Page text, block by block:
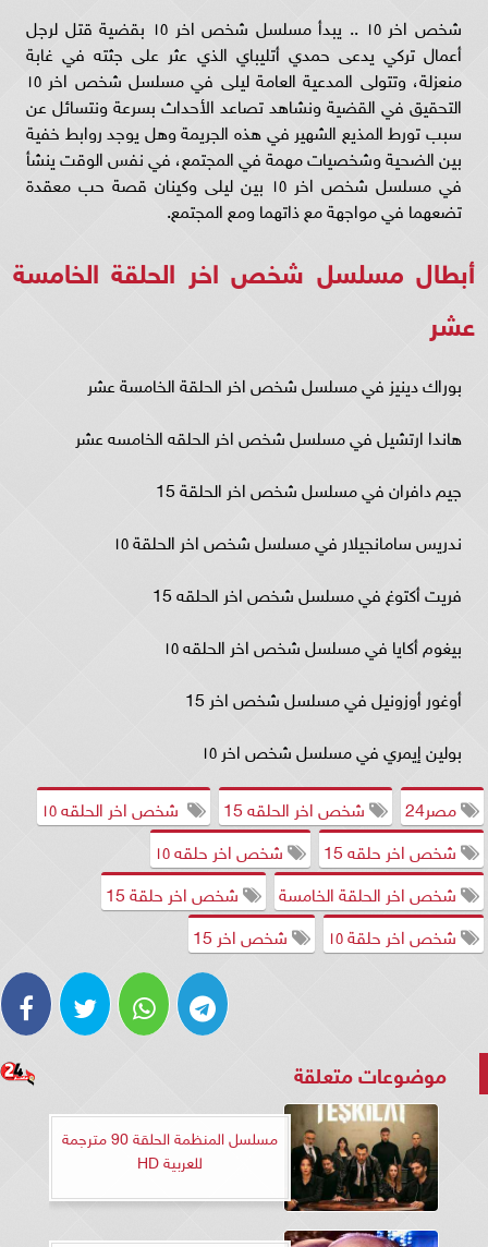
شخص اخر ١٥ .. يبدأ مسلسل شخص اخر ١٥ بقضية قتل لرجل
أعمال تركي يدعى حمدي أتليباي الذي عثر على جثته في غابة
منعزلة، وتتولى المدعية العامة ليلى في مسلسل شخص اخر ١٥
التحقيق في القضية ونشاهد تصاعد الأحداث بسرعة ونتسائل عن
سبب تورط المذيع الشهير في هذه الجريمة وهل يوجد روابط خفية
بين الضحية وشخصيات مهمة في المجتمع، في نفس الوقت ينشأ
في مسلسل شخص اخر ١٥ بين ليلى وكينان قصة حب معقدة
تضعهما في مواجهة مع ذاتهما ومع المجتمع.
أبطال مسلسل شخص اخر الحلقة الخامسة
عشر
بوراك دينيز في مسلسل شخص اخر الحلقة الخامسة عشر
هاندا ارتشيل في مسلسل شخص اخر الحلقه الخامسه عشر
جيم دافران في مسلسل شخص اخر الحلقة 15
ندريس سامانجيلار في مسلسل شخص اخر الحلقة ١٥
فريت أكتوغ في مسلسل شخص اخر الحلقه 15
بيغوم أكايا في مسلسل شخص اخر الحلقه ١٥
أوغور أوزونيل في مسلسل شخص اخر 15
بولين إيمري في مسلسل شخص اخر ١٥
مصر24
شخص اخر الحلقه 15
شخص اخر الحلقه ١٥
شخص اخر حلقه 15
شخص اخر حلقه ١٥
شخص اخر الحلقة الخامسة
شخص اخر حلقة 15
شخص اخر حلقة ١٥
شخص اخر 15
موضوعات متعلقة
مسلسل المنظمة الحلقة 90 مترجمة
للعربية HD